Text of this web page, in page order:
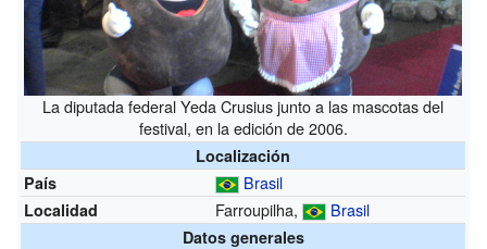
La diputada federal Yeda Crusius junto a las mascotas del
festival, en la edición de 2006.
Localización
País
Brasil
Localidad Farroupilha, Brasil
Datos generales